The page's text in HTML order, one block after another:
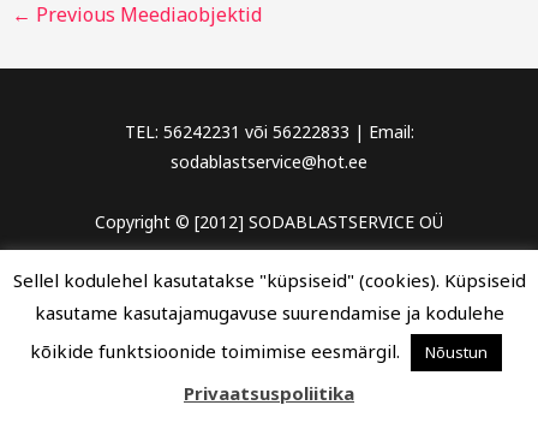
← Previous Meediaobjektid
TEL: 56242231 või 56222833 | Email:
sodablastservice@hot.ee
Copyright © [2012] SODABLASTSERVICE OÜ
Sellel kodulehel kasutatakse "küpsiseid" (cookies). Küpsiseid
kasutame kasutajamugavuse suurendamise ja kodulehe
kõikide funktsioonide toimimise eesmärgil.
Nõustun
Privaatsuspoliitika